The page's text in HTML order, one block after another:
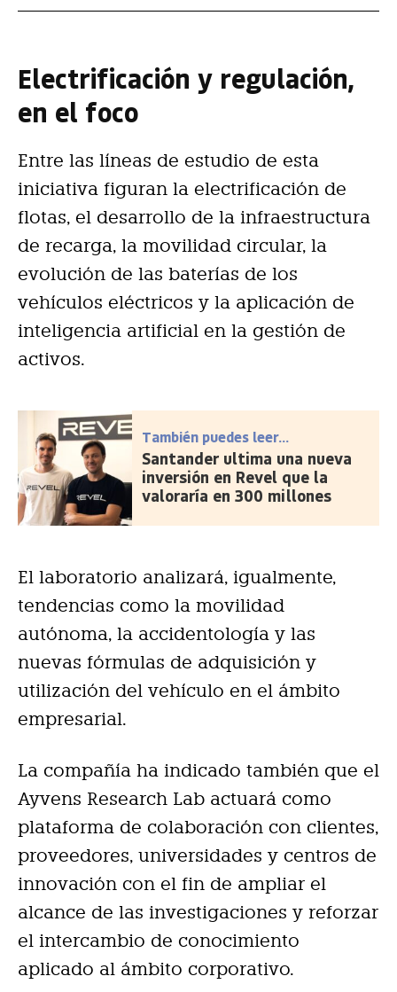
Electrificación y regulación,
en el foco
Entre las líneas de estudio de esta
iniciativa figuran la electrificación de
flotas, el desarrollo de la infraestructura
de recarga, la movilidad circular, la
evolución de las baterías de los
vehículos eléctricos y la aplicación de
inteligencia artificial en la gestión de
activos.
También puedes leer...
Santander ultima una nueva
inversión en Revel que la
valoraría en 300 millones
El laboratorio analizará, igualmente,
tendencias como la movilidad
autónoma, la accidentología y las
nuevas fórmulas de adquisición y
utilización del vehículo en el ámbito
empresarial.
La compañía ha indicado también que el
Ayvens Research Lab actuará como
plataforma de colaboración con clientes,
proveedores, universidades y centros de
innovación con el fin de ampliar el
alcance de las investigaciones y reforzar
el intercambio de conocimiento
aplicado al ámbito corporativo.